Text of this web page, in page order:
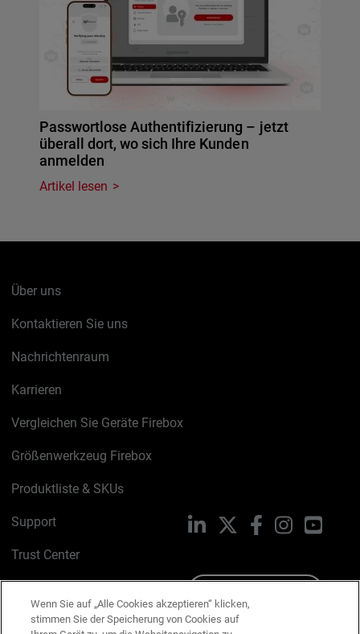
Passwortlose Authentifizierung – jetzt
überall dort, wo sich Ihre Kunden
anmelden
Artikel lesen
Über uns
Kontaktieren Sie uns
Nachrichtenraum
Karrieren
Vergleichen Sie Geräte Firebox
Größenwerkzeug Firebox
Produktliste & SKUs
Support
Trust Center
Cookie-Richtlinie
LinkedIn FacebookInstagram
Wenn Sie auf „Alle Cookies akzeptieren“ klicken,
stimmen Sie der Speicherung von Cookies auf